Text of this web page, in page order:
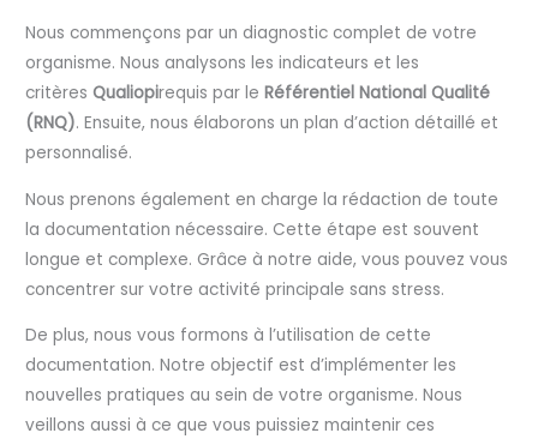
Nous commençons par un diagnostic complet de votre
organisme. Nous analysons les indicateurs et les
critères Qualiopirequis par leRéférentiel National Qualité
(RNQ). Ensuite, nous élaborons un plan d’action détaillé et
personnalisé.
Nous prenons également en charge la rédaction de toute
la documentation nécessaire. Cette étape est souvent
longue et complexe. Grâce à notre aide, vous pouvez vous
concentrer sur votre activité principale sans stress.
De plus, nous vous formons à l’utilisation de cette
documentation. Notre objectif est d’implémenter les
nouvelles pratiques au sein de votre organisme. Nous
veillons aussi à ce que vous puissiez maintenir ces